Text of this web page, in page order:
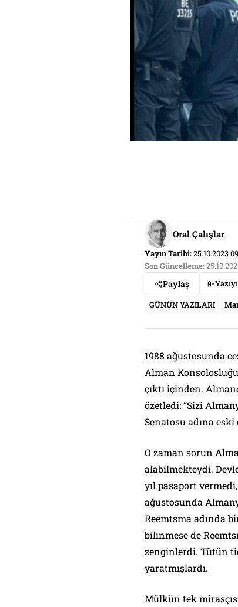
Oral Çalışlar
Yayın Tarihi:25.10.2023
Son Güncelleme:
Paylaş
GÜNÜN YAZILARI
1988 ağustosunda
Alman
çıktı içinden.
özetledi: “Sizi
Senatosu adına
O zaman sorun
alabilmekteydi.
yıl pasaport
ağustosunda
Reemtsma adında
bilinmese de
zenginlerdi. Tütün
yaratmışlardı.
Mülkün tek